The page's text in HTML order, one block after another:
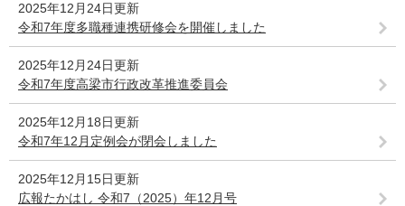
2025年12月24日更新
令和7年度多職種連携研修会を開催しました
2025年12月24日更新
令和7年度高梁市行政改革推進委員会
2025年12月18日更新
令和7年12月定例会が閉会しました
2025年12月15日更新
広報たかはし 令和7（2025）年12月号